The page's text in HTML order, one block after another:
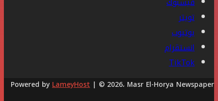
تويتر
يوتيوب
انستقرام
‫TikTok
Powered byLameyHost | © 2026، Masr El-Horya Newspaper